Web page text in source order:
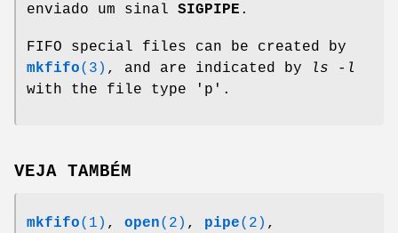
enviado um sinal SIGPIPE .
FIFO special files can be created by
mkfifo(3) , and are indicated by
ls -l
with the file type 'p'.
VEJA TAMBÉM
mkfifo(1) , open(2) , pipe(2) ,